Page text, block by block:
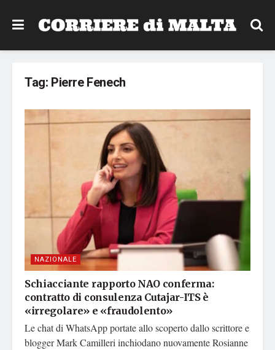
Tag: Pierre Fenech
NAZIONALE
Schiacciante rapporto NAO conferma:
contratto di consulenza Cutajar-ITS è
«irregolare» e «fraudolento»
Le chat di WhatsApp portate allo scoperto dallo scrittore e
blogger Mark Camilleri inchiodano nuovamente Rosianne